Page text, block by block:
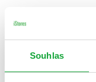
Souhlas